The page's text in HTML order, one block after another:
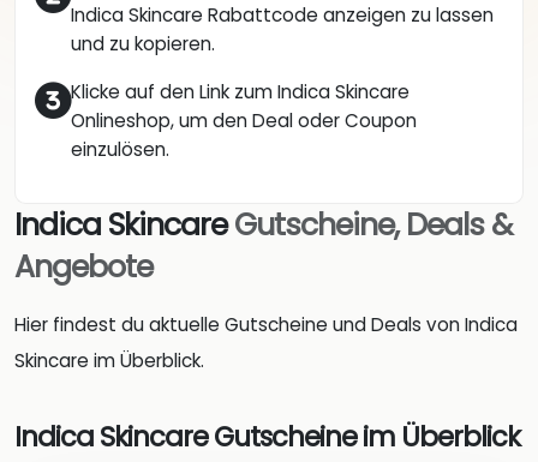
Indica Skincare Rabattcode anzeigen zu lassen
und zu kopieren.
Klicke auf den Link zum Indica Skincare
Onlineshop, um den Deal oder Coupon
einzulösen.
Indica SkincareGutscheine, Deals &
Angebote
Hier findest du aktuelle Gutscheine und Deals von Indica
Skincare im Überblick.
Indica Skincare Gutscheine im Überblick